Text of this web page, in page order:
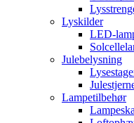
Lyskilder
LED-
Julebelysning
Lampetilbehør